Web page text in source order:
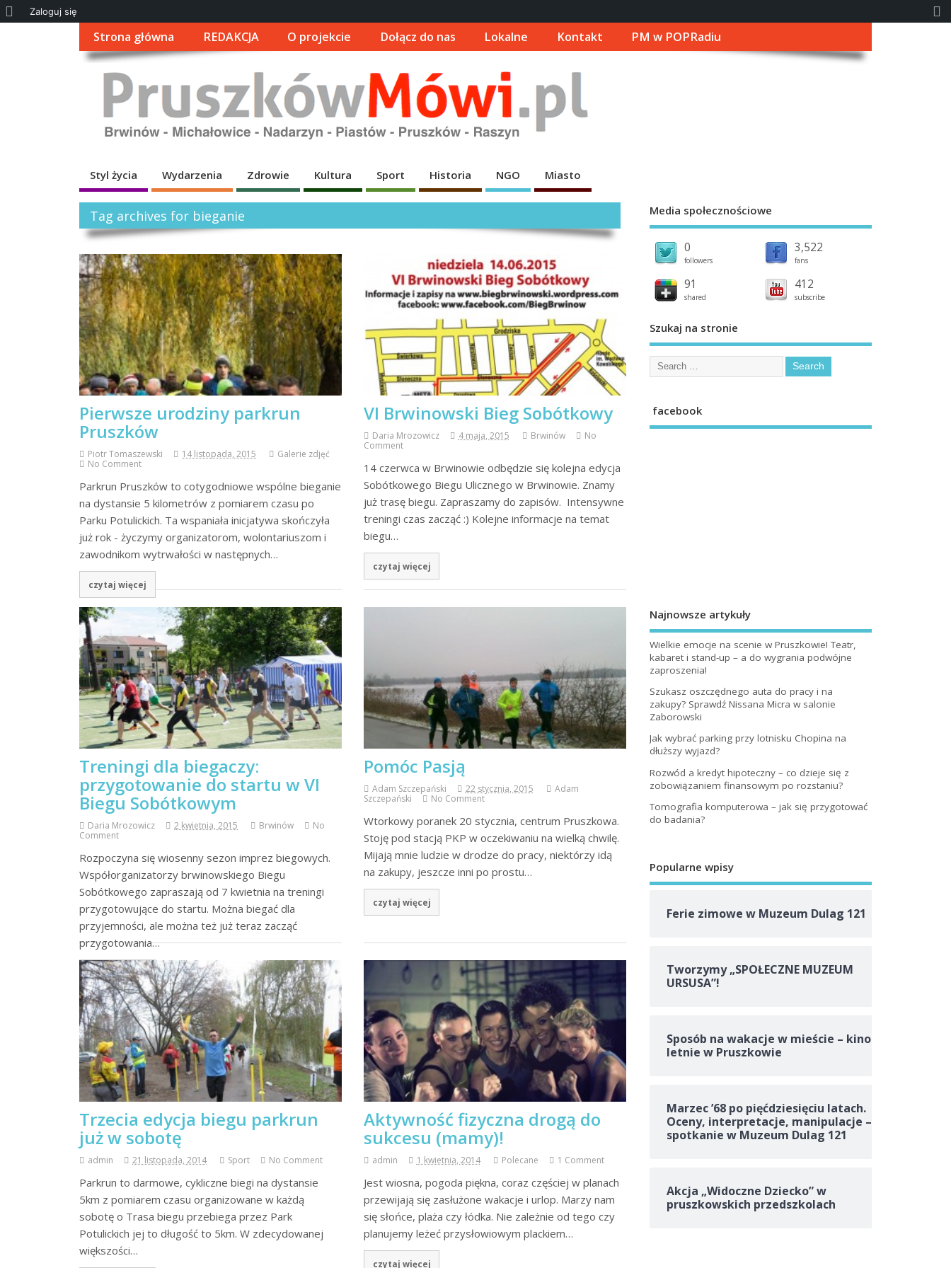
Strona główna REDAKCJA O projekcie Dołącz do nas Lokalne Kontakt PM w POPRadiu
Styl życia Wydarzenia Zdrowie Kultura Sport Historia NGO Miasto
Tag archives for bieganie
Pierwsze urodziny parkrun
Pruszków
Piotr Tomaszewski 14 listopada, 2015
Galerie zdjęć
No Comment
Parkrun Pruszków to cotygodniowe wspólne bieganie
na dystansie 5 kilometrów z pomiarem czasu po
Parku Potulickich. Ta wspaniała inicjatywa skończyła
już rok - życzymy organizatorom, wolontariuszom i
zawodnikom wytrwałości w następnych…
czytaj więcej
VI Brwinowski Bieg Sobótkowy
Daria Mrozowicz 4 maja, 2015 Brwinów
No
Comment
14 czerwca w Brwinowie odbędzie się kolejna edycja
Sobótkowego Biegu Ulicznego w Brwinowie. Znamy
już trasę biegu. Zapraszamy do zapisów. Intensywne
treningi czas zacząć :) Kolejne informacje na temat
biegu…
czytaj więcej
Treningi dla biegaczy:
przygotowanie do startu w VI
Biegu Sobótkowym
Daria Mrozowicz 2 kwietnia, 2015 Brwinów
No
Comment
Rozpoczyna się wiosenny sezon imprez biegowych.
Współorganizatorzy brwinowskiego Biegu
Sobótkowego zapraszają od 7 kwietnia na treningi
przygotowujące do startu. Można biegać dla
przyjemności, ale można też już teraz zacząć
przygotowania…
czytaj więcej
Pomóc Pasją
Adam Szczepański 22 stycznia, 2015
Adam
Szczepański
No Comment
Wtorkowy poranek 20 stycznia, centrum Pruszkowa.
Stoję pod stacją PKP w oczekiwaniu na wielką chwilę.
Mijają mnie ludzie w drodze do pracy, niektórzy idą
na zakupy, jeszcze inni po prostu…
czytaj więcej
Trzecia edycja biegu parkrun
już w sobotę
admin 21 listopada, 2014 Sport No Comment
Parkrun to darmowe, cykliczne biegi na dystansie
5km z pomiarem czasu organizowane w każdą
sobotę o Trasa biegu przebiega przez Park
Potulickich jej to długość to 5km. W zdecydowanej
większości…
Aktywność fizyczna drogą do
sukcesu (mamy)!
admin 1 kwietnia, 2014 Polecane 1 Comment
Jest wiosna, pogoda piękna, coraz częściej w planach
przewijają się zasłużone wakacje i urlop. Marzy nam
się słońce, plaża czy łódka. Nie zależnie od tego czy
planujemy leżeć przysłowiowym plackiem…
czytaj więcej
Media społecznościowe
0
followers
3,522
fans
91
shared
412
subscribe
Szukaj na stronie
facebook
Najnowsze artykuły
Wielkie emocje na scenie w Pruszkowie! Teatr,
kabaret i stand-up – a do wygrania podwójne
zaproszenia!
Szukasz oszczędnego auta do pracy i na
zakupy? Sprawdź Nissana Micra w salonie
Zaborowski
Jak wybrać parking przy lotnisku Chopina na
dłuższy wyjazd?
Rozwód a kredyt hipoteczny – co dzieje się z
zobowiązaniem finansowym po rozstaniu?
Tomografia komputerowa – jak się przygotować
do badania?
Popularne wpisy
Ferie zimowe w Muzeum Dulag 121
Tworzymy „SPOŁECZNE MUZEUM
URSUSA”!
Sposób na wakacje w mieście – kino
letnie w Pruszkowie
Marzec ’68 po pięćdziesięciu latach.
Oceny, interpretacje, manipulacje –
spotkanie w Muzeum Dulag 121
Akcja „Widoczne Dziecko” w
pruszkowskich przedszkolach
Zaloguj się